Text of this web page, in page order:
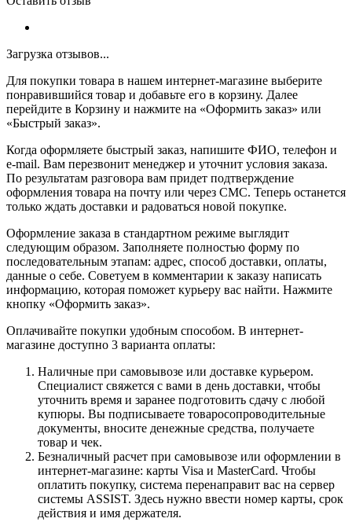
Загрузка отзывов...
Для покупки товара в нашем интернет-магазине выберите
понравившийся товар и добавьте его в корзину. Далее
перейдите в Корзину и нажмите на «Оформить заказ» или
«Быстрый заказ».
Когда оформляете быстрый заказ, напишите ФИО, телефон и
e-mail. Вам перезвонит менеджер и уточнит условия заказа.
По результатам разговора вам придет подтверждение
оформления товара на почту или через СМС. Теперь останется
только ждать доставки и радоваться новой покупке.
Оформление заказа в стандартном режиме выглядит
следующим образом. Заполняете полностью форму по
последовательным этапам: адрес, способ доставки, оплаты,
данные о себе. Советуем в комментарии к заказу написать
информацию, которая поможет курьеру вас найти. Нажмите
кнопку «Оформить заказ».
Оплачивайте покупки удобным способом. В интернет-
магазине доступно 3 варианта оплаты:
Наличные при самовывозе или доставке курьером.
Специалист свяжется с вами в день доставки, чтобы
уточнить время и заранее подготовить сдачу с любой
купюры. Вы подписываете товаросопроводительные
документы, вносите денежные средства, получаете
товар и чек.
Безналичный расчет при самовывозе или оформлении в
интернет-магазине: карты Visa и MasterCard. Чтобы
оплатить покупку, система перенаправит вас на сервер
системы ASSIST. Здесь нужно ввести номер карты, срок
действия и имя держателя.